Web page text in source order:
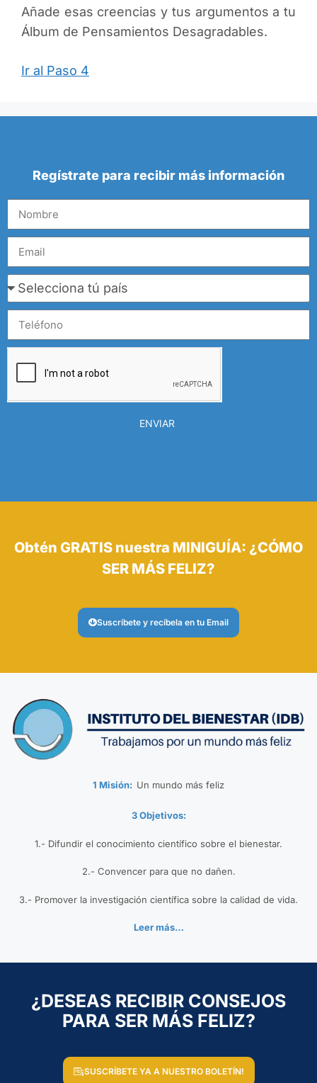
Añade esas creencias y tus argumentos a tu
Álbum de Pensamientos Desagradables.
Ir al Paso 4
Regístrate para recibir más información
ENVIAR
Obtén GRATIS nuestra MINIGUÍA: ¿CÓMO
SER MÁS FELIZ?
Suscríbete y recíbela en tu Email
1 Misión: Un mundo más feliz
3 Objetivos:
1.- Difundir el conocimiento científico sobre el bienestar.
2.- Convencer para que no dañen.
3.- Promover la investigación científica sobre la calidad de vida.
Leer más…
¿DESEAS RECIBIR CONSEJOS
PARA SER MÁS FELIZ?
¡SUSCRÍBETE YA A NUESTRO BOLETÍN!